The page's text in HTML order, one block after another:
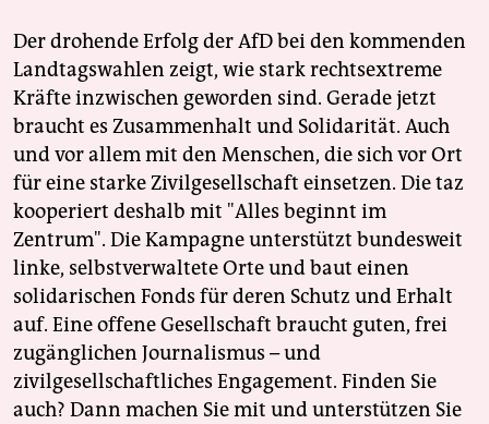
Der drohende Erfolg der AfD bei den kommenden
Landtagswahlen zeigt, wie stark rechtsextreme
Kräfte inzwischen geworden sind. Gerade jetzt
braucht es Zusammenhalt und Solidarität. Auch
und vor allem mit den Menschen, die sich vor Ort
für eine starke Zivilgesellschaft einsetzen. Die taz
kooperiert deshalb mit "Alles beginnt im
Zentrum". Die Kampagne unterstützt bundesweit
linke, selbstverwaltete Orte und baut einen
solidarischen Fonds für deren Schutz und Erhalt
auf. Eine offene Gesellschaft braucht guten, frei
zugänglichen Journalismus – und
zivilgesellschaftliches Engagement. Finden Sie
auch? Dann machen Sie mit und unterstützen Sie